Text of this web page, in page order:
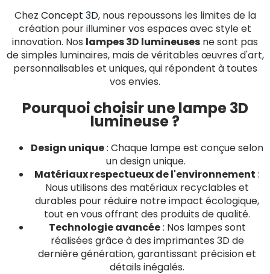
Chez Concept 3D, nous repoussons les limites de la
création pour illuminer vos espaces avec style et
innovation. Nos lampes 3D lumineuses ne sont pas
de simples luminaires, mais de véritables œuvres d'art,
personnalisables et uniques, qui répondent à toutes
vos envies.
Pourquoi choisir une lampe 3D
lumineuse ?
Design unique: Chaque lampe est conçue selon
un design unique.
Matériaux respectueux de l'environnement :
Nous utilisons des matériaux recyclables et
durables pour réduire notre impact écologique,
tout en vous offrant des produits de qualité.
Technologie avancée: Nos lampes sont
réalisées grâce à des imprimantes 3D de
dernière génération, garantissant précision et
détails inégalés.